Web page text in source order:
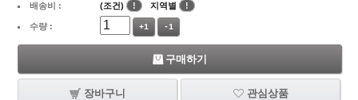
배송비 : (조건) ! 지역별 !
수량 : +1 -1
구매하기
장바구니 관심상품